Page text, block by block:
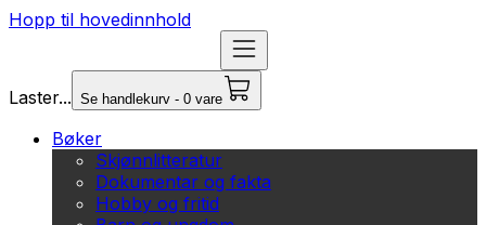
Hopp til hovedinnhold
Laster... Se handlekurv - 0 vare
Bøker
Skjønnlitteratur
Dokumentar og fakta
Hobby og fritid